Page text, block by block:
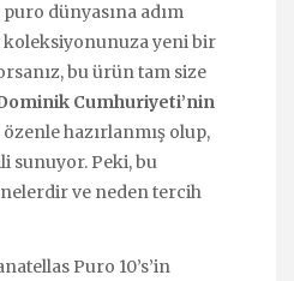
dünyasına adım
koleksiyonunuza yeni bir
bu ürün tam size
Cumhuriyeti’nin
hazırlanmış olup,
sunuyor. Peki, bu
ve neden tercih
Puro 10’s’in